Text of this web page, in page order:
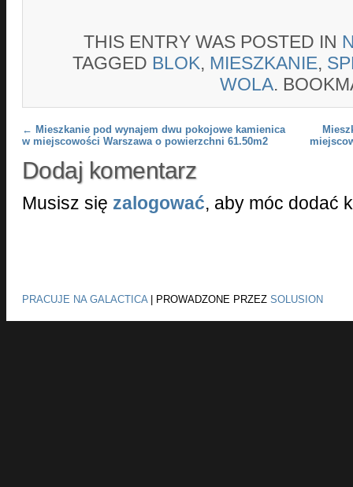
THIS ENTRY WAS POSTED IN
TAGGED BLOK, MIESZKANIE,
WOLA.
Post navigation
← Mieszkanie pod wynajem dwu pokojowe kamienica
w miejscowości Warszawa o powierzchni 61.50m2
Dodaj komentarz
Musisz się zalogować, aby móc dodać
PRACUJE NA GALACTICA| PROWADZONE PRZEZ SOLUSION